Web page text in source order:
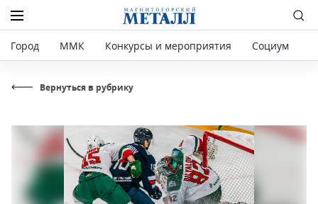
Город ММК Конкурсы и мероприятия Социум
Вернуться в рубрику